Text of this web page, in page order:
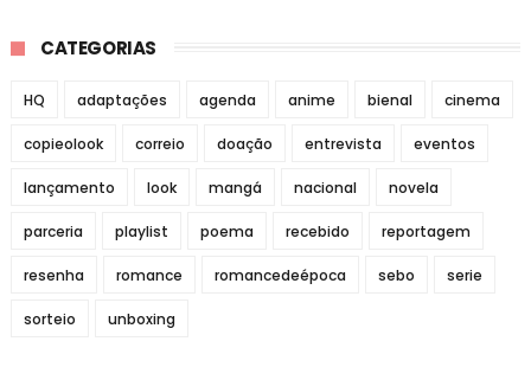
CATEGORIAS
HQ adaptações agenda anime bienal cinema
copieolook correio doação entrevista eventos
lançamento look mangá nacional novela
parceria playlist poema recebido reportagem
resenha romance romancedeépoca sebo serie
sorteio unboxing